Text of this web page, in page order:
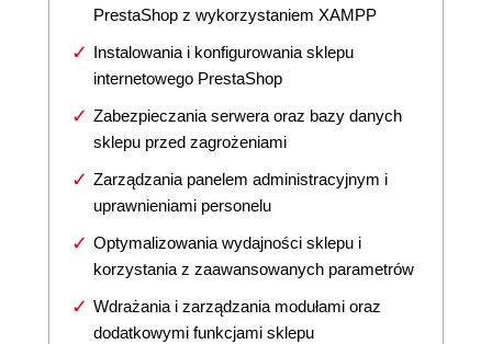
PrestaShop z wykorzystaniem XAMPP
Instalowania i konfigurowania sklepu
internetowego PrestaShop
Zabezpieczania serwera oraz bazy danych
sklepu przed zagrożeniami
Zarządzania panelem administracyjnym i
uprawnieniami personelu
Optymalizowania wydajności sklepu i
korzystania z zaawansowanych parametrów
Wdrażania i zarządzania modułami oraz
dodatkowymi funkcjami sklepu